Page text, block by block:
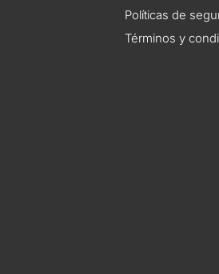
Políticas de
Términos y